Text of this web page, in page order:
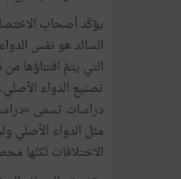
يؤكّد أصحاب
السائد هو نفس
التي يتمّ اقتناؤها
تصنيع الدواء
دراسات تسمى
مثل الدواء الأصلي
الاختلافات لكنّها